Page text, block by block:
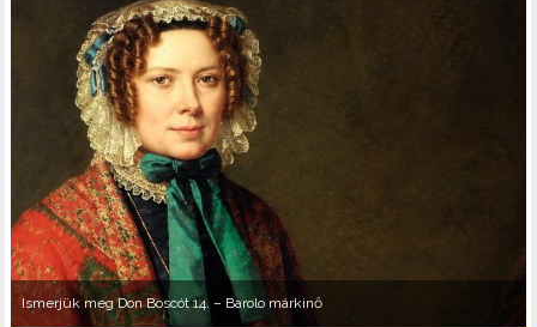
Ismerjük meg Don Boscót 14. – Barolo márkinő